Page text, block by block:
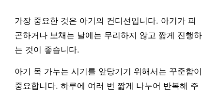
가장 중요한 것은 아기의 컨디션입니다. 아기가 피
곤하거나 보채는 날에는 무리하지 않고 짧게 진행하
는 것이 좋습니다.
아기 목 가누는 시기를 앞당기기 위해서는 꾸준함이
중요합니다. 하루에 여러 번 짧게 나누어 반복해 주